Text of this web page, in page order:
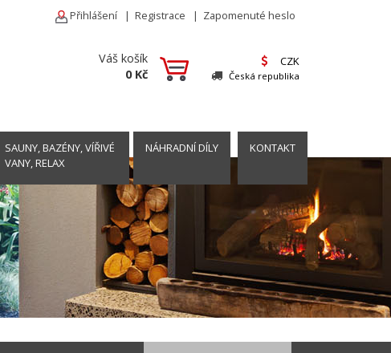
Přihlášení | Registrace | Zapomenuté heslo
Váš košík
0 Kč
CZK
Česká republika
SAUNY, BAZÉNY, VÍŘIVÉ
VANY, RELAX
NÁHRADNÍ DÍLY KONTAKT